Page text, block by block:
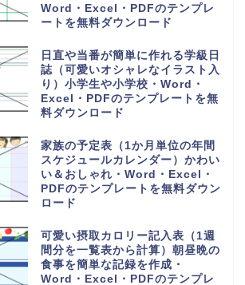
が簡単）可愛い・Word・
Excel・PDFのテンプレートを無
6分割でわかりやすい電話や来社
に対応した伝言メモ（対応した内
容を簡単に作成）Word・
Excel・PDFのテンプレートを無
電話や来客の伝言対応メモ
（ExcelやWordで電話・来社・
メールに編集）見やすく使える・
Word・Excel・PDFのテンプレ
体重測定の記録表（グラフやチャ
ートで簡単に移行一覧表を作成）
可愛い手書き・Word・Excel・